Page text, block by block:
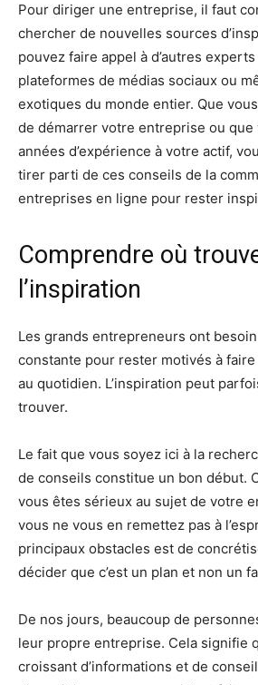
Pour diriger une entreprise, il faut
chercher de nouvelles sources
pouvez faire appel à d’autres
plateformes de médias sociaux ou
exotiques du monde entier. Que
de démarrer votre entreprise ou que
années d’expérience à votre actif,
tirer parti de ces conseils de la
entreprises en ligne pour rester
Comprendre où
l’inspiration
Les grands entrepreneurs ont besoin
constante pour rester motivés à
au quotidien. L’inspiration peut
trouver.
Le fait que vous soyez ici à la
de conseils constitue un bon début.
vous êtes sérieux au sujet de votre
vous ne vous en remettez pas à
principaux obstacles est de
décider que c’est un plan et non un
De nos jours, beaucoup de
leur propre entreprise. Cela signifie
croissant d’informations et de